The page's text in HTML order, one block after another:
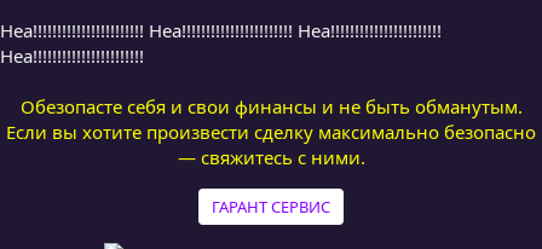
Неа!!!!!!!!!!!!!!!!!!!!!!! Неа!!!!!!!!!!!!!!!!!!!!!!! Неа!!!!!!!!!!!!!!!!!!!!!!!
Неа!!!!!!!!!!!!!!!!!!!!!!!
Обезопасте себя и свои финансы и не быть обманутым.
Если вы хотите произвести сделку максимально безопасно
— свяжитесь с ними.
ГАРАНТ СЕРВИС